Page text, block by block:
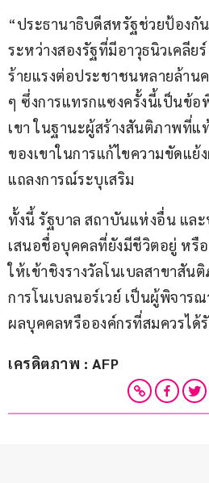
“ประธานาธิบดีสหรัฐช่วยป้องกั
ระหว่างสองรัฐที่มีอาวุธนิวเคลีย
ร้ายแรงต่อประชาชนหลายล้า
ๆ ซึ่งการแทรกแซงครั้งนี้เป็นข้
เขา ในฐานะผู้สร้างสันติภาพที่แ
ของเขาในการแก้ไขความขัดแย้
แถลงการณ์ระบุเสริม
ทั้งนี้ รัฐบาล สถาบันแห่งอื่น แล
เสนอชื่อบุคคลที่ยังมีชีวิตอยู่ หรื
ให้เข้าชิงรางวัลโนเบลสาขาสัน
การโนเบลนอร์เวย์ เป็นผู้พิจาร
ผลบุคคลหรือองค์กรที่สมควรได้
เครดิตภาพ : AFP